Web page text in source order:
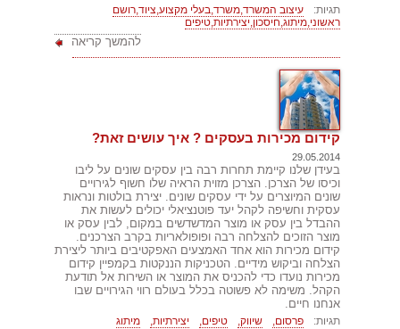
תגיות:
עיצוב המשרד,משרד,בעלי מקצוע,ציוד,רושם
ראשוני,מיתוג,חיסכון,יצירתיות,טיפים
להמשך קריאה
קידום מכירות בעסקים ? איך עושים זאת?
29.05.2014
בעידן שלנו קיימת תחרות רבה בין עסקים שונים על ליבו
וכיסו של הצרכן. הצרכן מזוית הראיה שלו חשוף לגירויים
שונים המיוצרים על ידי עסקים שונים. יצירת בולטות ונראות
עסקית וחשיפה לקהל יעד פוטנציאלי יכולים לעשות את
ההבדל בין עסק או מוצר המדשדשים במקום, לבין עסק או
מוצר הזוכים להצלחה רבה ופופולאריות בקרב הצרכנים.
קידום מכירות הוא אחד האמצעים האפקטיבים ביותר ליצירת
הצלחה וביקוש מידיים. הטכניקות הננקטות בקמפיין קידום
מכירות נועדו כדי להכניס את המוצר או השירות אל תודעת
הקהל. משימה לא פשוטה בכלל בעולם רווי הגירויים שבו
אנחנו חיים.
תגיות: פרסום, שיווק, טיפים, יצירתיות, מיתוג